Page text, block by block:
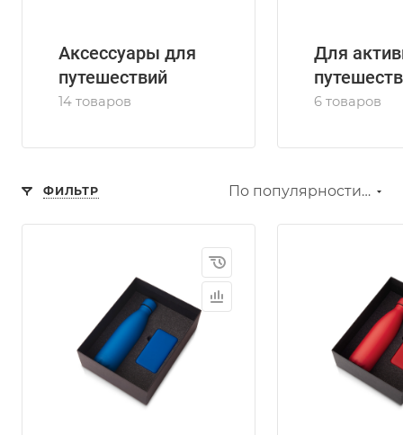
Аксессуары для
путешествий
14 товаров
Для
6 товаров
ФИЛЬТР По популярности (возрастание)